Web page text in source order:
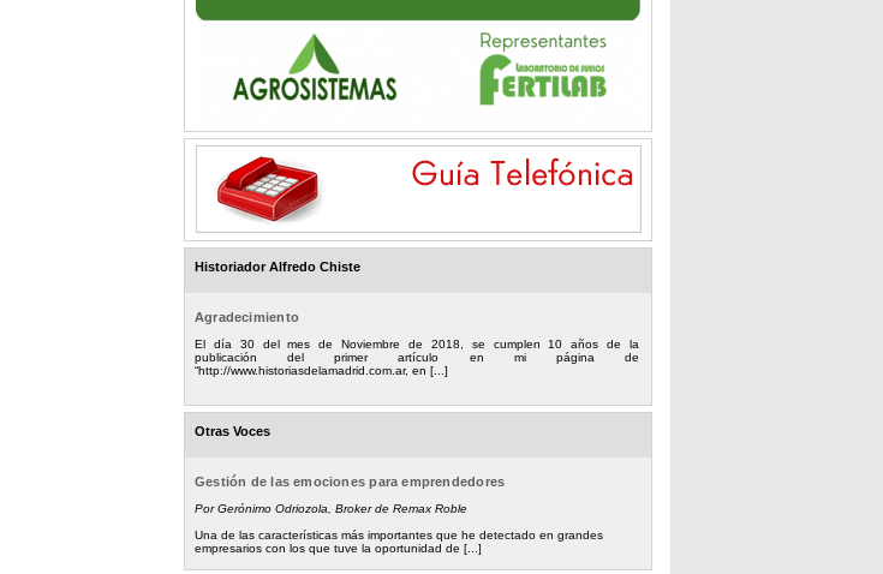
Historiador Alfredo Chiste
Agradecimiento
El día 30 del mes de Noviembre de 2018, se cumplen 10 años de la
publicación del primer artículo en mi página de
“http://www.historiasdelamadrid.com.ar, en [...]
Otras Voces
Gestión de las emociones para emprendedores
Por Gerónimo Odriozola, Broker de Remax Roble
Una de las características más importantes que he detectado en grandes
empresarios con los que tuve la oportunidad de [...]